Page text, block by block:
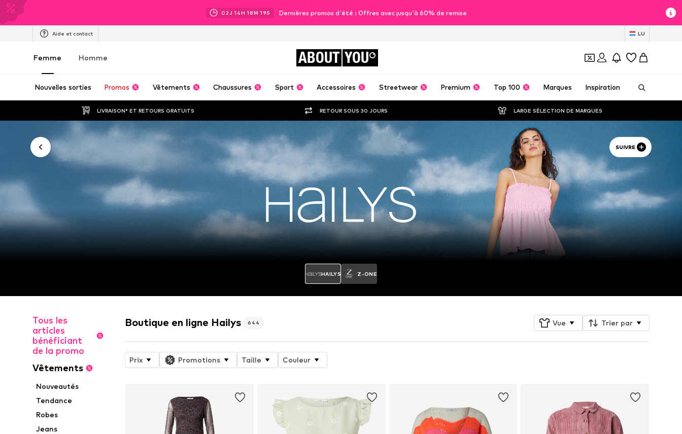
02J 14H 18M 17S Dernières promos d'été : Offres avec jusqu'à 60% de remise
Aide et contact LU
Femme Homme ABOUT YOU
Nouvelles sorties Promos Vêtements Chaussures Sport Accessoires Streetwear Premium Top 100 Marques Inspiration
LIVRAISON* ET RETOURS GRATUITS RETOUR SOUS 30 JOURS LARGE SÉLECTION DE MARQUES
SUIVRE
HAILYS Z-ONE
Tous les
articles
bénéficiant
de la promo
Vêtements
Nouveautés
Tendance
Robes
Jeans
Boutique en ligne Hailys 644 Vue Trier par
Prix Promotions Taille Couleur